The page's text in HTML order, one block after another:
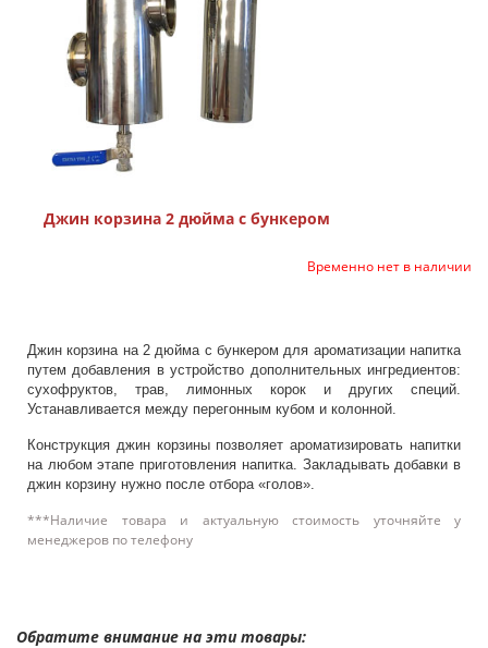
Джин корзина 2 дюйма с бункером
Временно нет в наличии
Джин корзина на 2 дюйма с бункером для ароматизации напитка
путем добавления в устройство дополнительных ингредиентов:
сухофруктов, трав, лимонных корок и других специй.
Устанавливается между перегонным кубом и колонной.
Конструкция джин корзины позволяет ароматизировать напитки
на любом этапе приготовления напитка. Закладывать добавки в
джин корзину нужно после отбора «голов».
***Наличие товара и актуальную стоимость уточняйте у
менеджеров по телефону
Обратите внимание на эти товары: